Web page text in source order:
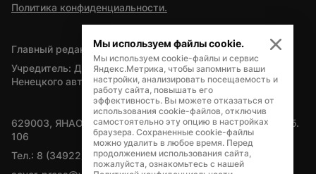
Политика конфиденциальности.
Главный редактор — А.Л. Поздеев
Учредитель: Департамент внутренней политики Ямало-
Ненецкого автономного округа
629003, ЯНАО, Салехард, мкр. Богдана Кнунянца, д.1, каб.
106
Тел.: 8 (34922) 71262
Мы используем файлы cookie.
Мы используем cookie-файлы и сервис
Яндекс.Метрика, чтобы запомнить ваши
настройки, анализировать посещаемость и
работу сайта, повышать его
эффективность. Вы можете отказаться от
использования cookie-файлов, отключив
самостоятельно эту опцию в настройках
браузера. Сохраненные cookie-файлы
можно удалить в любое время. Перед
продолжением использования сайта,
пожалуйста, ознакомьтесь с нашей